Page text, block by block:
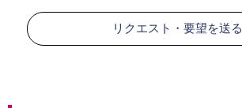
リクエスト・要望を送る